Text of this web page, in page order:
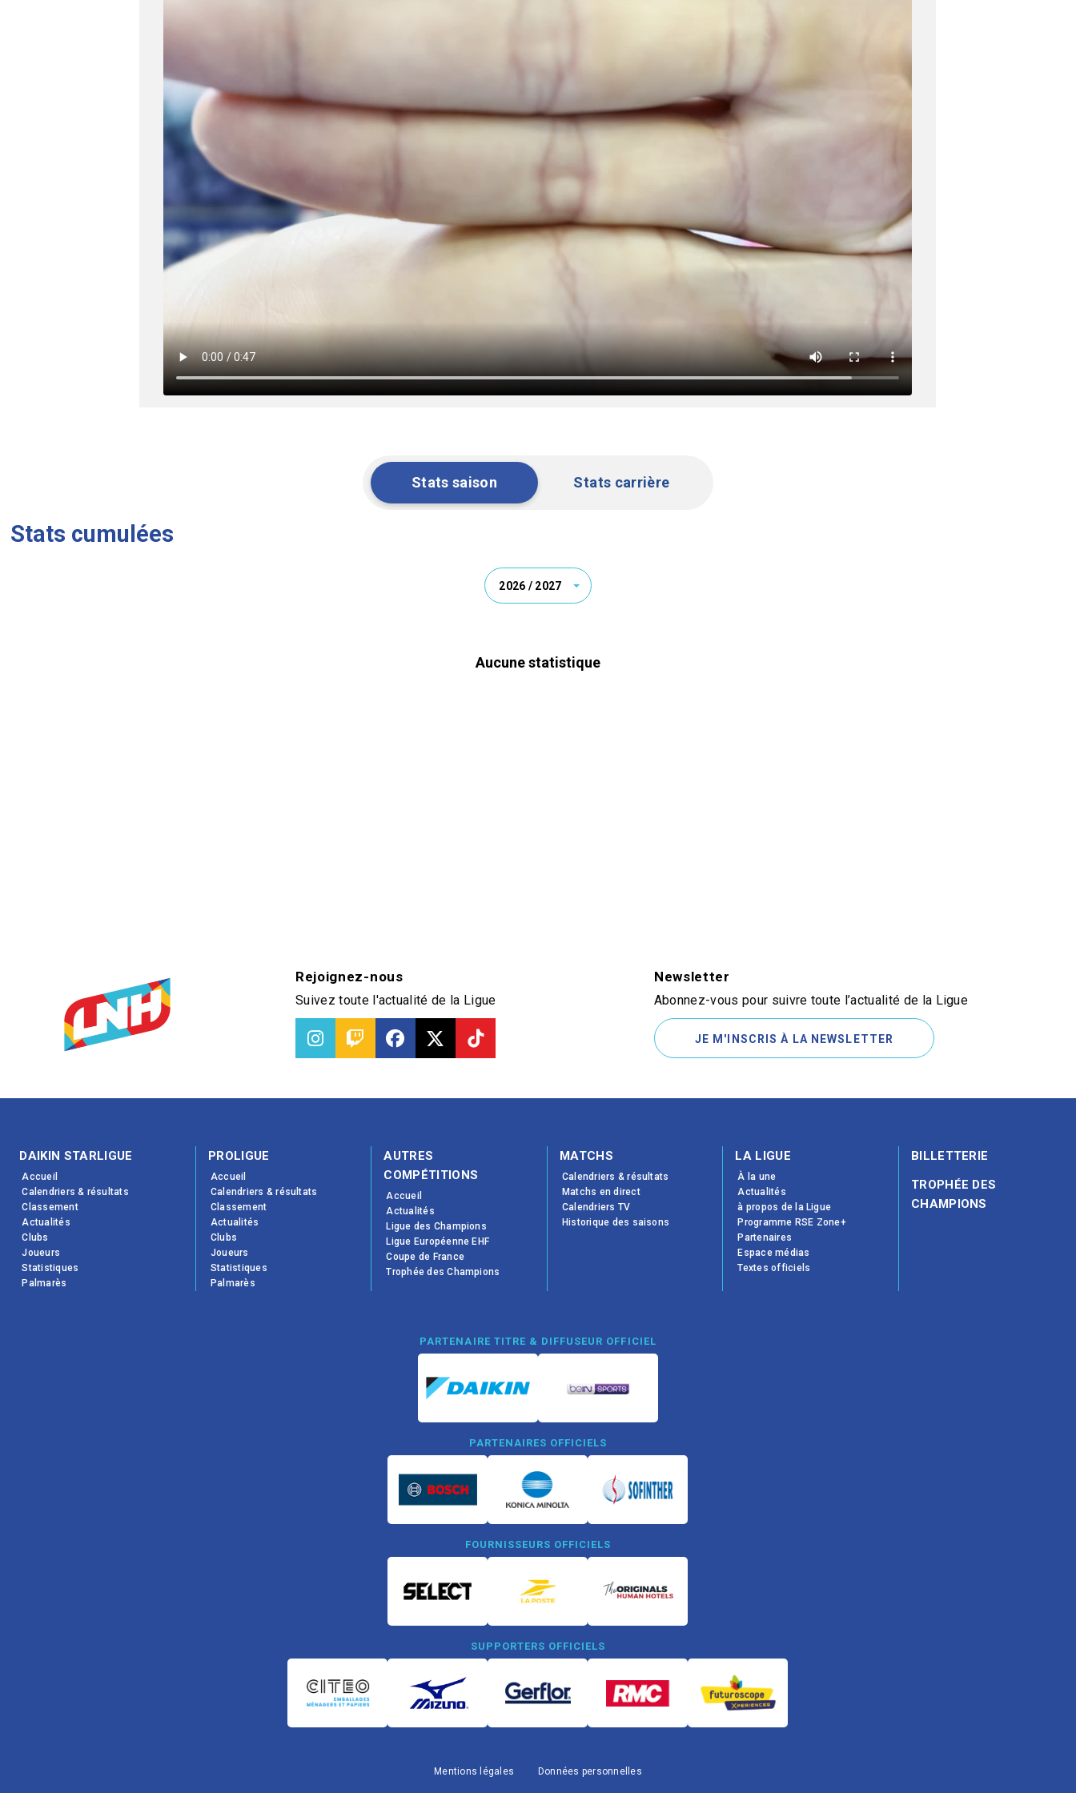
Stats saison Stats carrière
Stats cumulées
2026 / 2027
Aucune statistique
Rejoignez-nous
Suivez toute l'actualité de la Ligue
Newsletter
Abonnez-vous pour suivre toute l’actualité de la Ligue
JE M'INSCRIS À LA NEWSLETTER
DAIKIN STARLIGUE
Accueil
Calendriers & résultats
Classement
Actualités
Clubs
Joueurs
Statistiques
Palmarès
PROLIGUE
Accueil
Calendriers & résultats
Classement
Actualités
Clubs
Joueurs
Statistiques
Palmarès
AUTRES
COMPÉTITIONS
Accueil
Actualités
Ligue des Champions
Ligue Européenne EHF
Coupe de France
Trophée des Champions
MATCHS
Calendriers & résultats
Matchs en direct
Calendriers TV
Historique des saisons
LA LIGUE
À la une
Actualités
à propos de la Ligue
Programme RSE Zone+
Partenaires
Espace médias
Textes officiels
BILLETTERIE
TROPHÉE DES
CHAMPIONS
PARTENAIRE TITRE & DIFFUSEUR OFFICIEL
PARTENAIRES OFFICIELS
FOURNISSEURS OFFICIELS
SUPPORTERS OFFICIELS
Mentions légales Données personnelles